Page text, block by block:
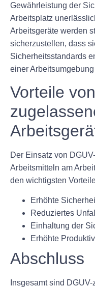
Gewährleistung der
Arbeitsplatz
Arbeitsgeräte werden
sicherzustellen, dass
Sicherheitsstandards
einer
Vorteile
Der Einsatz von
Arbeitsmitteln am
den wichtigsten
Erhöhte
Reduziertes
Einhaltung der
Erhöhte
Abschluss
Insgesamt sind